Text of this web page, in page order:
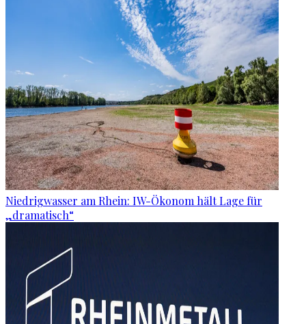
Niedrigwasser am Rhein: IW-Ökonom hält Lage für
„dramatisch“